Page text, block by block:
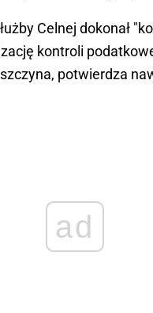
Celnej dokonał
kontroli
potwierdza
ad